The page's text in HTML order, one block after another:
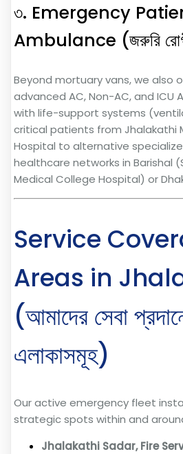
৩. Emergency
Ambulance (জরুরি
Beyond mortuary vans, we also
advanced AC, Non-AC, and ICU
with life-support systems
critical patients from Jhalakathi
Hospital to alternative
healthcare networks in Barishal
Medical College Hospital) or
Service
Areas in
(আমাদের সেবা
এলাকাসমূহ)
Our active emergency fleet
strategic spots within and
Jhalakathi Sadar, Fire